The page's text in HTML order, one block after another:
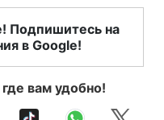
Подпишитесь на
в Google!
вам удобно!